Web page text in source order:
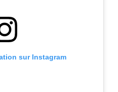
sur Instagram